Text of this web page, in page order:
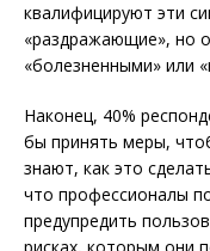
квалифицируют эти
«раздражающие», но
«болезненными» или
Наконец, 40%
бы принять меры,
знают, как это
что профессионалы
предупредить